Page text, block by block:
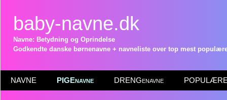
baby-navne.dk
Navne: Betydning og Oprindelse
Godkendte danske børnenavne + navneliste over top mest
NAVNE PIGEnavne DRENGenavne POPULÆRE